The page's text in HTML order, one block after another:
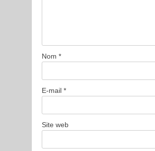
Nom *
E-mail *
Site web